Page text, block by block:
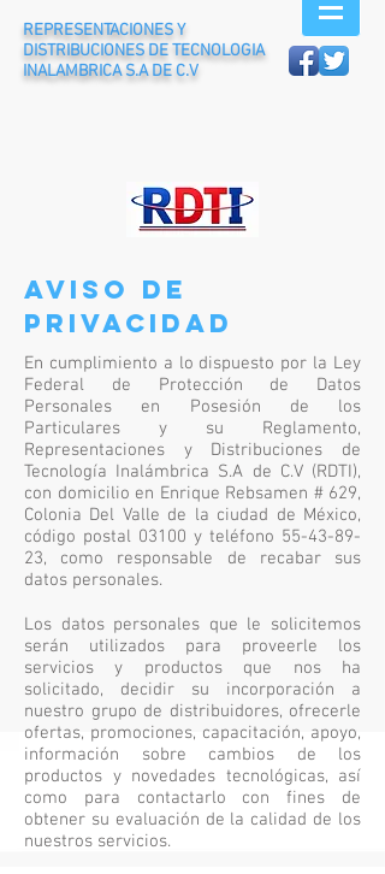
REPRESENTACIONES Y
DISTRIBUCIONES DE TECNOLOGIA
INALAMBRICA S.A DE C.V
Aviso de
Privacidad
En cumplimiento a lo dispuesto por la Ley
Federal de Protección de Datos
Personales en Posesión de los
Particulares y su Reglamento,
Representaciones y Distribuciones de
Tecnología Inalámbrica S.A de C.V (RDTI),
con domicilio en Enrique Rebsamen # 629,
Colonia Del Valle de la ciudad de México,
código postal 03100 y teléfono 55-43-89-
23, como responsable de recabar sus
datos personales.
Los datos personales que le solicitemos
serán utilizados para proveerle los
servicios y productos que nos ha
solicitado, decidir su incorporación a
nuestro grupo de distribuidores, ofrecerle
ofertas, promociones, capacitación, apoyo,
información sobre cambios de los
productos y novedades tecnológicas, así
como para contactarlo con fines de
obtener su evaluación de la calidad de los
nuestros servicios.